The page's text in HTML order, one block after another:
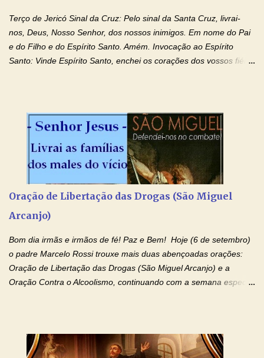
Terço de Jericó Sinal da Cruz: Pelo sinal da Santa Cruz, livrai-
nos, Deus, Nosso Senhor, dos nossos inimigos. Em nome do Pai
e do Filho e do Espírito Santo. Amém. Invocação ao Espírito
Santo: Vinde Espírito Santo, enchei os corações dos vossos fiéis
Santo, fazei que apreciemos retamente todas as coisas segundo
o mesmo Espírito e gozemos sempre da sua consolação. Por
Cristo, Senhor Nosso. Amém. Creio: Creio em Deus Pai Todo-
Poderoso, Criador do céu e da terra; e em Jesus Cristo, seu
único Filho, nosso Senhor; que foi concebido pelo poder do Espí­
rito Santo; nasceu da Virgem Maria, padeceu sob Pôncio Pilatos,
foi crucificado, morto e sepultado. Desceu à mansão dos mortos;
ressuscitou ao terceiro dia; subiu aos céus, está sentado à direita
Oração de Libertação das Drogas (São Miguel
Arcanjo)
Bom dia irmãs e irmãos de fé! Paz e Bem! Hoje (6 de setembro)
o padre Marcelo Rossi trouxe mais duas abençoadas orações:
Oração de Libertação das Drogas (São Miguel Arcanjo) e a
Oração Contra o Alcoolismo, continuando com a semana especial
Ágape de nosso Pai Santo - Jesus - te curar, deixe nossa
Mãezinha do Céu - Maria - te proteger com Seu divino manto.